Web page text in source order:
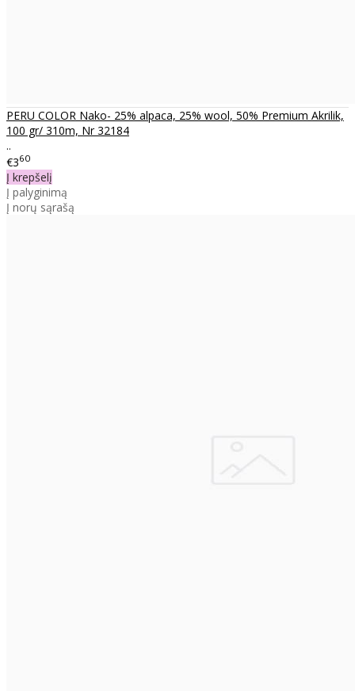
PERU COLOR Nako- 25% alpaca, 25% wool, 50% Premium Akrilik,
100 gr/ 310m, Nr 32184
..
€360
Į krepšelį
Į palyginimą
Į norų sąrašą